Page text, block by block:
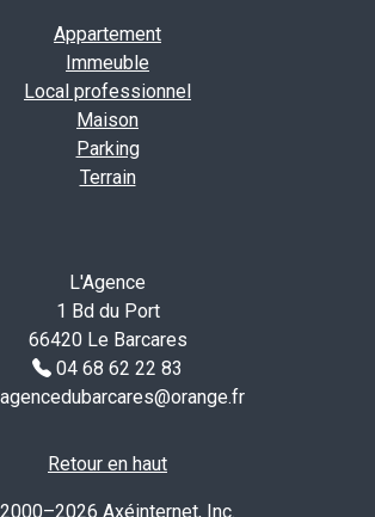
Appartement
Immeuble
Local professionnel
Maison
Parking
Terrain
L'Agence
1 Bd du Port
66420 Le Barcares
04 68 62 22 83
Retour en haut
Axéinternet, Inc.